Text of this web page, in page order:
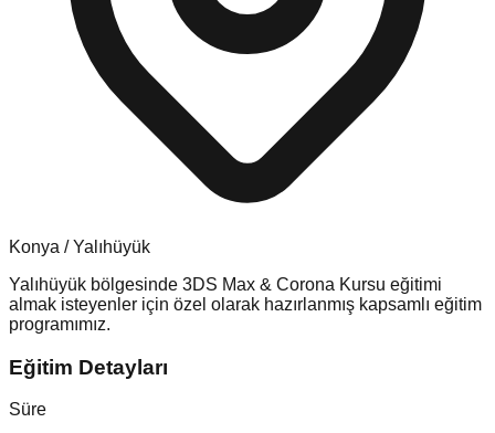
Konya /Yalıhüyük
Yalıhüyük bölgesinde 3DS Max & Corona Kursu eğitimi
almak isteyenler için özel olarak hazırlanmış kapsamlı eğitim
programımız.
Eğitim Detayları
Süre